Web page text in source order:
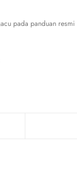
pada panduan resmi